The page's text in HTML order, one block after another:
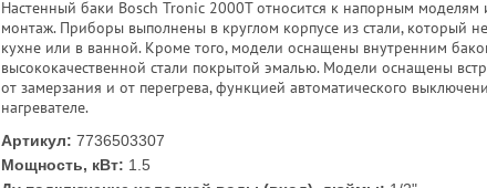
Настенный баки Bosch Tronic 2000T относится к напорным моделям
монтаж. Приборы выполнены в круглом корпусе из стали, который
кухне или в ванной. Кроме того, модели оснащены внутренним
высококачественной стали покрытой эмалью. Модели оснащены
от замерзания и от перегрева, функцией автоматического
нагревателе.
Артикул: 7736503307
Мощность, кВт: 1.5